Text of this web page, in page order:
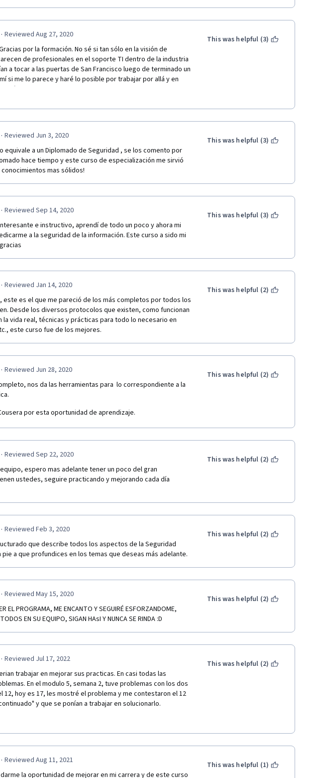
· Reviewed Aug 27, 2020
por la formación. No sé si tan sólo en la visión de
de profesionales en el soporte TI dentro de la industria
a tocar a las puertas de San Francisco luego de terminado un
si me lo parece y haré lo posible por trabajar por allá y en
tomar la seguridad como el punto medio antes de tocar
luego de dominar a un excelente nivel el rol de soporte:
de seguridad o de bases de datos. Espero para
escribir en inglés para hacerles llegar de mejor manera la
en una situación totalmente diferente, no soy tan joven
pero sin duda algo que entendí es que pude
muchas cosas, pero que el estudio consistente. Me siento
motivado, ha sido duro esta visión intensiva, lo único triste es
de un uso del tiempo mayor para la investigación, yo
antes y después de mi horario de entrada y salida
muy feliz, espero de verdad conocerlos en persona, soy
This was helpful (3)
· Reviewed Jun 3, 2020
equivale a un Diplomado de Seguridad , se los comento por
hace tiempo y este curso de especialización me sirvió
mas sólidos!
This was helpful (3)
· Reviewed Sep 14, 2020
e instructivo, aprendí de todo un poco y ahora mi
a la seguridad de la información. Este curso a sido mi
This was helpful (3)
· Reviewed Jan 14, 2020
este es el que me pareció de los más completos por todos los
Desde los diversos protocolos que existen, como funcionan
la vida real, técnicas y prácticas para todo lo necesario en
este curso fue de los mejores.
This was helpful (2)
· Reviewed Jun 28, 2020
nos da las herramientas para  lo correspondiente a la
por esta oportunidad de aprendizaje.
This was helpful (2)
· Reviewed Sep 22, 2020
espero mas adelante tener un poco del gran
ustedes, seguire practicando y mejorando cada día
This was helpful (2)
· Reviewed Feb 3, 2020
que describe todos los aspectos de la Seguridad
a que profundices en los temas que deseas más adelante.
This was helpful (2)
· Reviewed May 15, 2020
EL PROGRAMA, ME ENCANTO Y SEGUIRÉ ESFORZANDOME,
EN SU EQUIPO, SIGAN HAsI Y NUNCA SE RINDA :D
This was helpful (2)
· Reviewed Jul 17, 2022
trabajar en mejorar sus practicas. En casi todas las
En el modulo 5, semana 2, tuve problemas con los dos
12, hoy es 17, les mostré el problema y me contestaron el 12
y que se ponían a trabajar en solucionarlo.
curso dependia de hacer estos 2 qwiklab.
finalmente acabar las prácticas, y no puedo opinar
que me parecen porque me bloquearían, el curso, y el
qwiklab todavía no se ha puesto en contacto conmigo.
This was helpful (2)
· Reviewed Aug 11, 2021
la oportunidad de mejorar en mi carrera y de este curso
This was helpful (1)